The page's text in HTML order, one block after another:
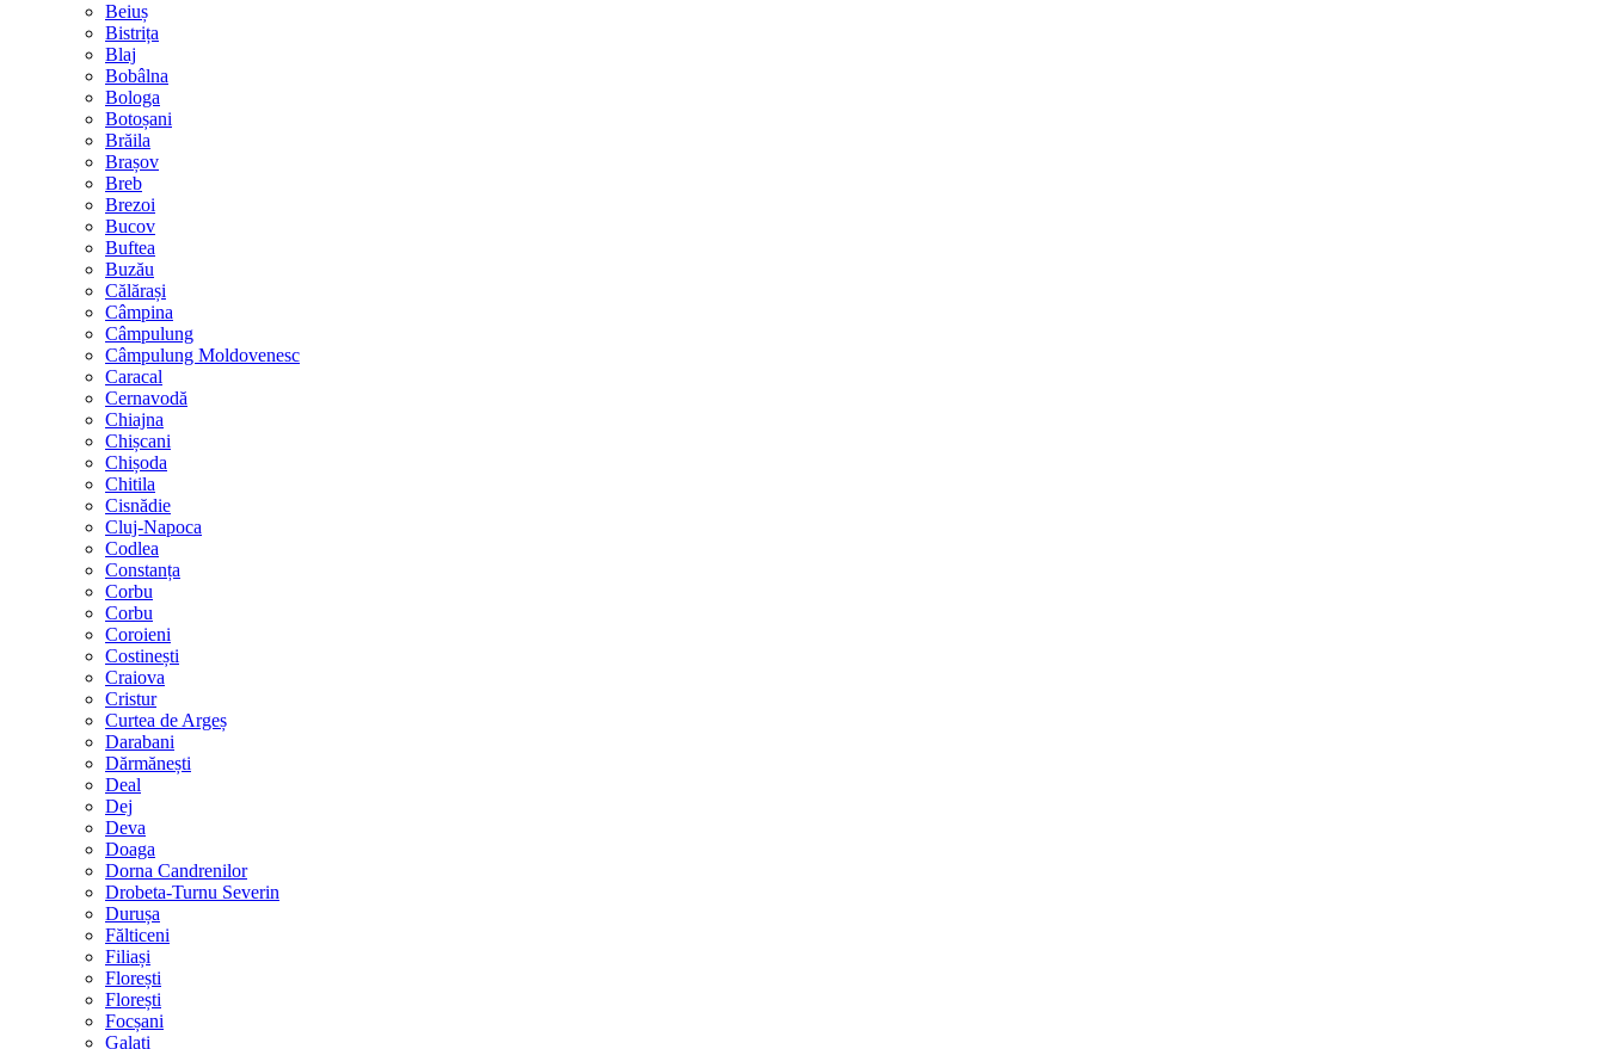
Beiuș
Bistrița
Blaj
Bobâlna
Bologa
Botoșani
Brăila
Brașov
Breb
Brezoi
Bucov
Buftea
Buzău
Călărași
Câmpina
Câmpulung
Câmpulung Moldovenesc
Caracal
Cernavodă
Chiajna
Chișcani
Chișoda
Chitila
Cisnădie
Cluj-Napoca
Codlea
Constanța
Corbu
Corbu
Coroieni
Costinești
Craiova
Cristur
Curtea de Argeș
Darabani
Dărmănești
Deal
Dej
Deva
Doaga
Dorna Candrenilor
Drobeta-Turnu Severin
Durușa
Fălticeni
Filiași
Florești
Florești
Focșani
Galați